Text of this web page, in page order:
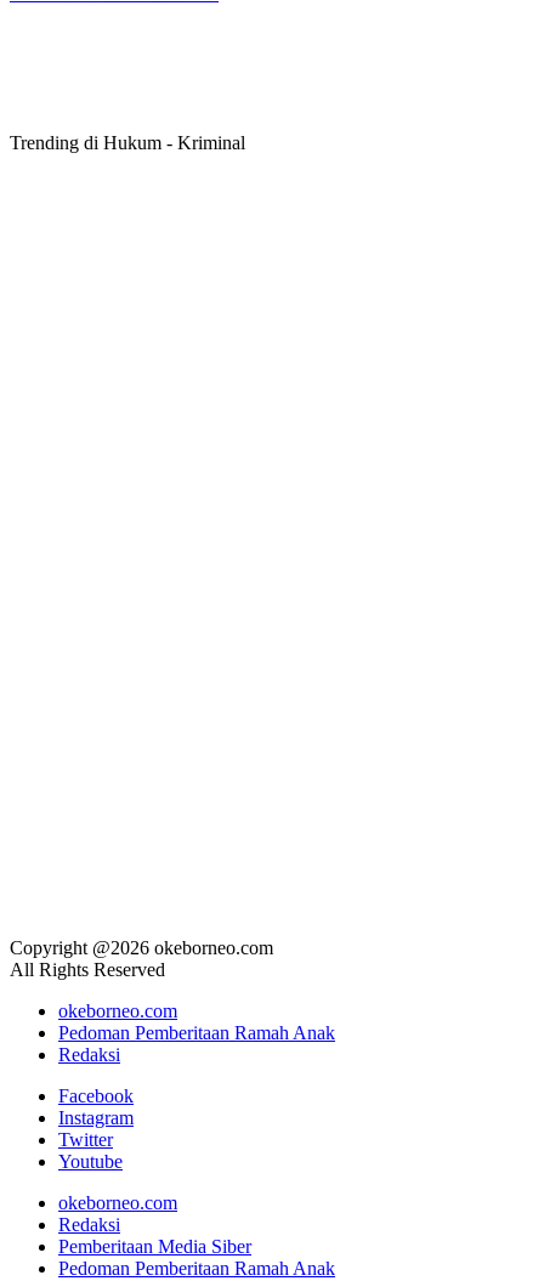
Trending di Hukum - Kriminal
Copyright @2026 okeborneo.com
All Rights Reserved
okeborneo.com
Pedoman Pemberitaan Ramah Anak
Redaksi
Facebook
Instagram
Twitter
Youtube
okeborneo.com
Redaksi
Pemberitaan Media Siber
Pedoman Pemberitaan Ramah Anak